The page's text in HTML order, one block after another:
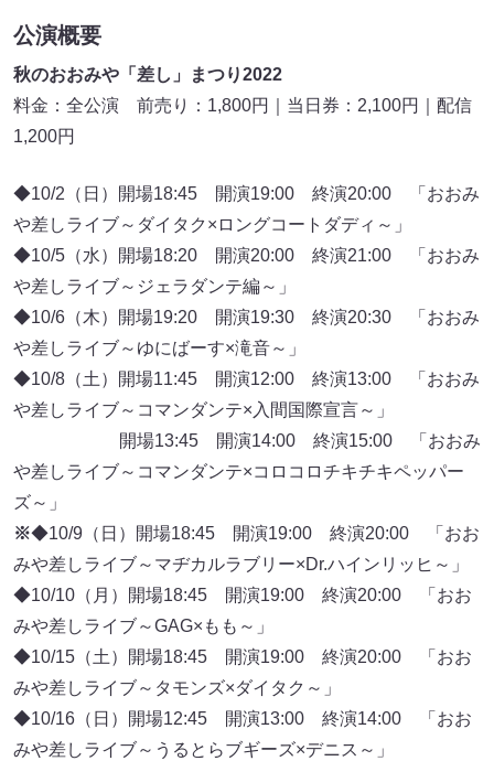
公演概要
秋のおおみや「差し」まつり2022
料金：全公演 前売り：1,800円｜当日券：2,100円｜配信
1,200円
◆10/2（日）開場18:45 開演19:00 終演20:00 「おおみ
や差しライブ～ダイタク×ロングコートダディ～」
◆10/5（水）開場18:20 開演20:00 終演21:00 「おおみ
や差しライブ～ジェラダンテ編～」
◆10/6（木）開場19:20 開演19:30 終演20:30 「おおみ
や差しライブ～ゆにばーす×滝音～」
◆10/8（土）開場11:45 開演12:00 終演13:00 「おおみ
や差しライブ～コマンダンテ×入間国際宣言～」
開場13:45 開演14:00 終演15:00 「おおみ
や差しライブ～コマンダンテ×コロコロチキチキペッパー
ズ～」
※◆10/9（日）開場18:45 開演19:00 終演20:00 「おお
みや差しライブ～マヂカルラブリー×Dr.ハインリッヒ～」
◆10/10（月）開場18:45 開演19:00 終演20:00 「おお
みや差しライブ～GAG×もも～」
◆10/15（土）開場18:45 開演19:00 終演20:00 「おお
みや差しライブ～タモンズ×ダイタク～」
◆10/16（日）開場12:45 開演13:00 終演14:00 「おお
みや差しライブ～うるとらブギーズ×デニス～」